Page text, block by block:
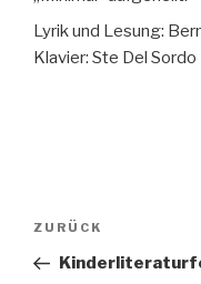
Lyrik und Lesung:
Klavier: Ste Del Sordo
Vorheriger
Beitrag
ZURÜCK